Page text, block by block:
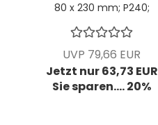
80 x 230 mm; P240;
UVP 79,66 EUR
Jetzt nur 63,73 EUR
Sie sparen.... 20%